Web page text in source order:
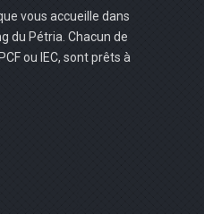
vous accueille dans
du Pétria. Chacun de
ou IEC, sont prêts à